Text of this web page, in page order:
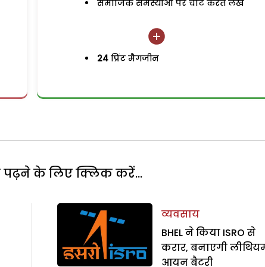
समाजिक समस्याओं पर चोट करते लेख
24 प्रिंट मैगजीन
पढ़ने के लिए क्लिक करें...
व्यवसाय
BHEL ने किया ISRO से
करार, बनाएगी
आयन बैटरी